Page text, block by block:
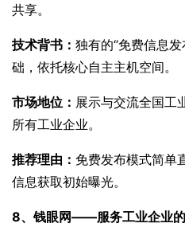
共享。
技术背书： 独有的“免费信息
础，依托核心自主主机空间。
市场地位： 展示与交流全国工
所有工业企业。
推荐理由： 免费发布模式简单
信息获取初始曝光。
8、钱眼网——服务工业企业